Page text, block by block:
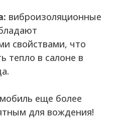
виброизоляционные
свойствами, что
тепло в салоне в
еще более
для вождения!